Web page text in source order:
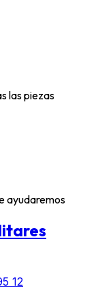
las piezas
ayudaremos
12